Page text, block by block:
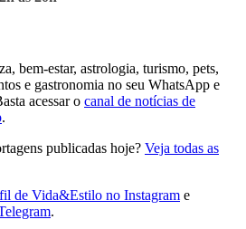
bem-estar, astrologia, turismo, pets,
e gastronomia no seu WhatsApp e
acessar o canal de notícias de
.
publicadas hoje? Veja todas as
de Vida&Estilo no Instagram e
.